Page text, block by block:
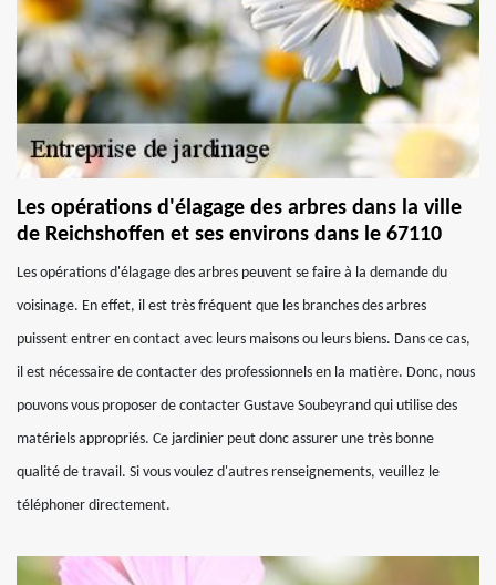
Les opérations d'élagage des arbres dans la ville
de Reichshoffen et ses environs dans le 67110
Les opérations d'élagage des arbres peuvent se faire à la demande du
voisinage. En effet, il est très fréquent que les branches des arbres
puissent entrer en contact avec leurs maisons ou leurs biens. Dans ce cas,
il est nécessaire de contacter des professionnels en la matière. Donc, nous
pouvons vous proposer de contacter Gustave Soubeyrand qui utilise des
matériels appropriés. Ce jardinier peut donc assurer une très bonne
qualité de travail. Si vous voulez d'autres renseignements, veuillez le
téléphoner directement.